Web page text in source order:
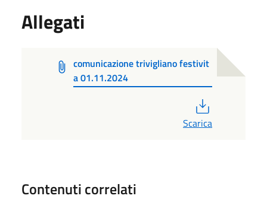
Allegati
comunicazione trivigliano festivit
a 01.11.2024
Scarica
Contenuti correlati